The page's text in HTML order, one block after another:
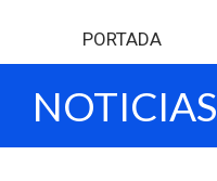
PORTADA
NOTICIAS